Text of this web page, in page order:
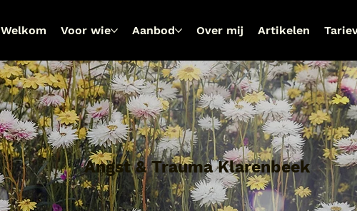
Welkom Voor wie Aanbod Over mij Artikelen
Angst & Trauma Klarenbeek